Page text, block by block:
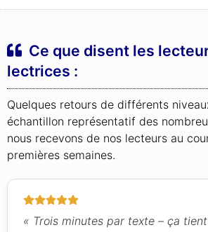
Ce que disent les
lectrices :
Quelques retours de différents
échantillon représentatif des
nous recevons de nos lecteurs au
premières semaines.
« Trois minutes par texte – ça